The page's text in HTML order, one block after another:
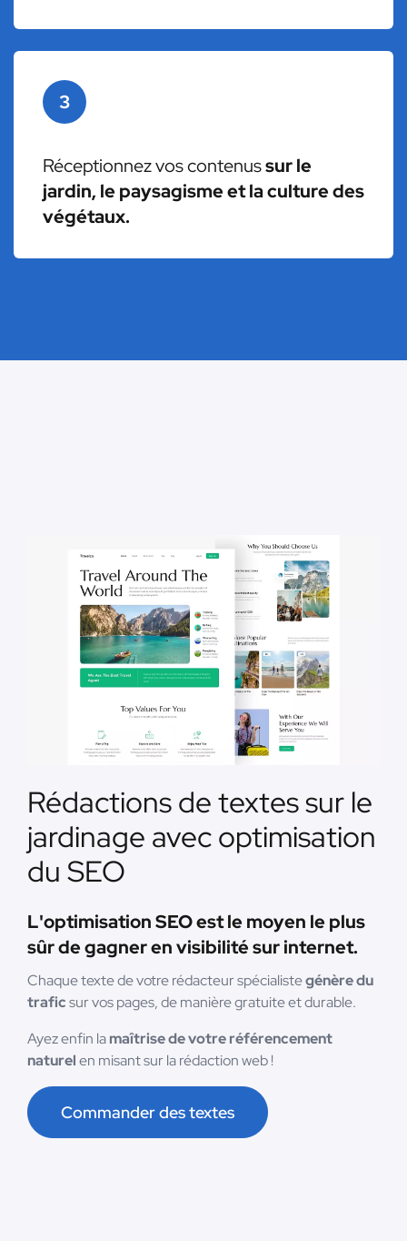
3
Réceptionnez vos contenussur le
jardin, le paysagisme et la culture des
végétaux.
Rédactions de textes sur le
jardinage avec optimisation
du SEO
L'optimisation SEO est le moyen le plus
sûr de gagner en visibilité sur internet.
Chaque texte de votre rédacteur spécialistegénère du
traficsur vos pages, de manière gratuite et durable.
Ayez enfin lamaîtrise de votre référencement
naturelen misant sur la rédaction web !
Commander des textes